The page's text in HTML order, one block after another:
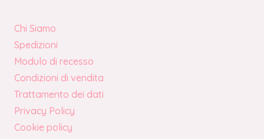
Chi Siamo
Spedizioni
Modulo di recesso
Condizioni di vendita
Trattamento dei dati
Privacy Policy
Cookie policy